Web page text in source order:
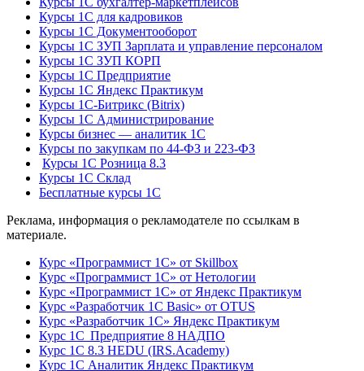
Курсы 1С для кадровиков
Курсы 1С Документооборот
Курсы 1С ЗУП Зарплата и управление персоналом
Курсы 1С ЗУП КОРП
Курсы 1С Предприятие
Курсы 1С Яндекс Практикум
Курсы 1С-Битрикс (Bitrix)
Курсы 1С Администрирование
Курсы бизнес — аналитик 1С
Курсы по закупкам по 44‑ФЗ и 223‑ФЗ
Курсы 1С Розница 8.3
Курсы 1С Склад
Бесплатные курсы 1С
Реклама, информация о рекламодателе по ссылкам в
материале.
Курс «Программист 1С» от Skillbox
Курс «Программист 1С» от Нетологии
Курс «Программист 1С» от Яндекс Практикум
Курс «Разработчик 1С Basic» от OTUS
Курс «Разработчик 1С» Яндекс Практикум
Курс 1С Предприятие 8 НАДПО
Курс 1С 8.3 HEDU (IRS.Academy)
Курс 1С Аналитик Яндекс Практикум